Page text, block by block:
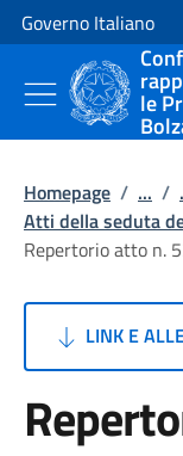
Vai al contenuto
Vai alla navigazione
Governo Italiano
le
Homepage / ... /
Atti della seduta
Repertorio atto n.
LINK E